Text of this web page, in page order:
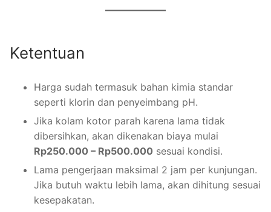
Ketentuan
Harga sudah termasuk bahan kimia standar
seperti klorin dan penyeimbang pH.
Jika kolam kotor parah karena lama tidak
dibersihkan, akan dikenakan biaya mulai
Rp250.000 – Rp500.000 sesuai kondisi.
Lama pengerjaan maksimal 2 jam per kunjungan.
Jika butuh waktu lebih lama, akan dihitung sesuai
kesepakatan.